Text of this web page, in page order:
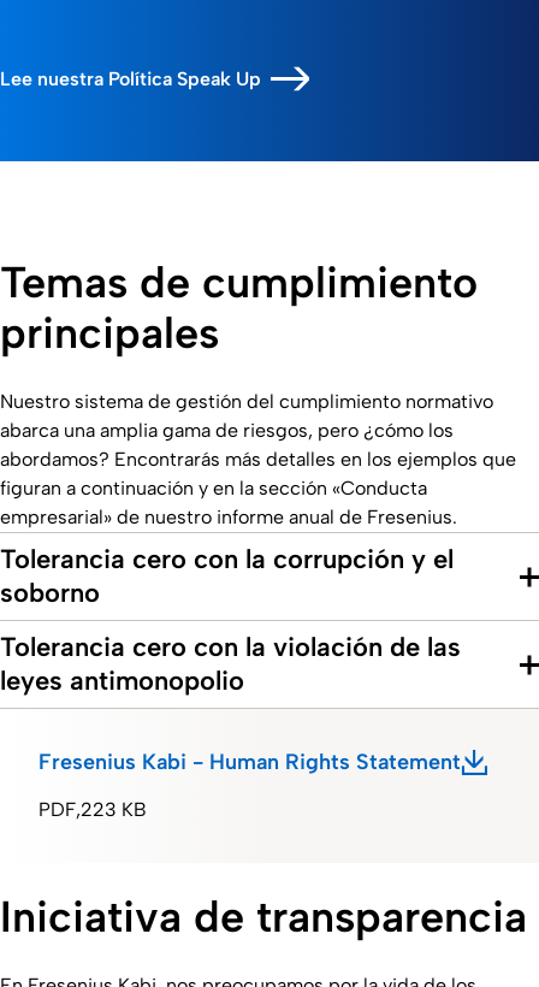
Lee nuestra Política Speak Up
Temas de cumplimiento
principales
Nuestro sistema de gestión del cumplimiento normativo
abarca una amplia gama de riesgos, pero ¿cómo los
abordamos? Encontrarás más detalles en los ejemplos que
figuran a continuación y en la sección «Conducta
empresarial» de nuestro informe anual de Fresenius.
Tolerancia cero con la corrupción y el
soborno
Tolerancia cero con la violación de las
leyes antimonopolio
223 KB
PDF
Fresenius Kabi - Human Rights Statement
Iniciativa de transparencia